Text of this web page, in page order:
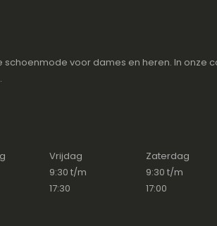
schoenmode voor dames en heren. In onze
Vrijdag
9:30 t/m
17:30
Zaterdag
9:30 t/m
17:00